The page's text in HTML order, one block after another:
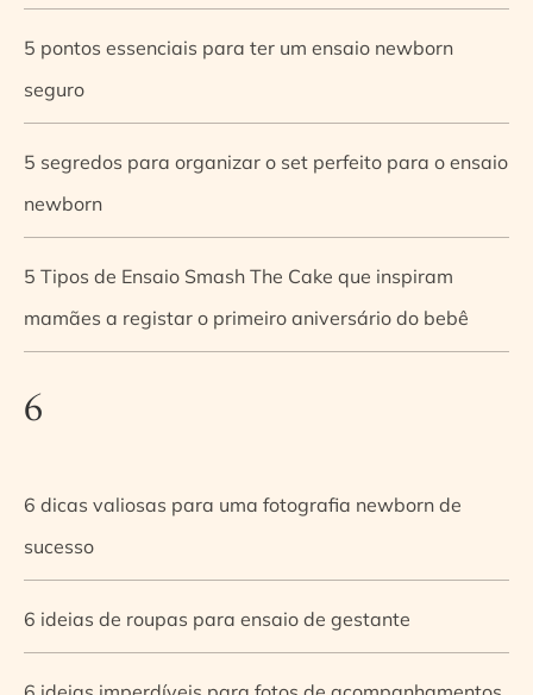
5 pontos essenciais para ter um ensaio newborn
seguro
5 segredos para organizar o set perfeito para o ensaio
newborn
5 Tipos de Ensaio Smash The Cake que inspiram
mamães a registar o primeiro aniversário do bebê
6
6 dicas valiosas para uma fotografia newborn de
sucesso
6 ideias de roupas para ensaio de gestante